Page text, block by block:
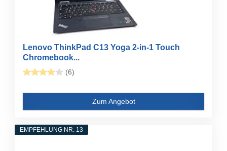
Lenovo ThinkPad C13 Yoga 2-in-1 Touch
Chromebook...
(6)
Zum Angebot
EMPFEHLUNG NR. 13